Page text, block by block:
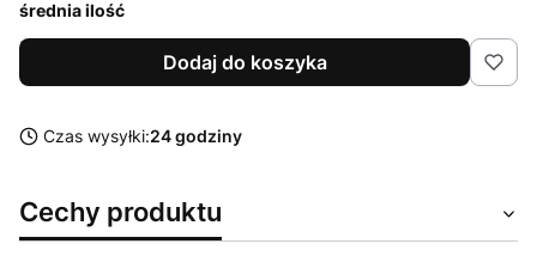
średnia ilość
Dodaj do koszyka
Czas wysyłki:24 godziny
Cechy produktu